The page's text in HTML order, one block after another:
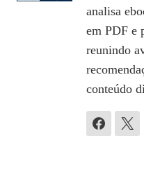
analisa
em PDF e
reunindo
conteúdo